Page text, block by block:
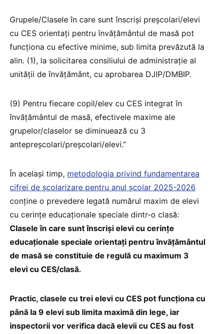
​​Grupele/Clasele în care sunt înscriși preșcolari/elevi
cu CES orientați pentru învățământul de masă pot
funcționa cu efective minime, sub limita prevăzută la
alin. (1), la solicitarea consiliului de administrație al
unității de învățământ, cu aprobarea DJIP/DMBIP.
(9) Pentru fiecare copil/elev cu CES integrat în
învățământul de masă, efectivele maxime ale
grupelor/claselor se diminuează cu 3
antepreșcolari/preșcolari/elevi.”
În același timp, metodologia privind fundamentarea
cifrei de școlarizare pentru anul școlar 2025-2026
conține o prevedere legată numărul maxim de elevi
cu cerințe educaționale speciale dintr-o clasă:
Clasele în care sunt înscriși elevi cu cerințe
educaționale speciale orientați pentru învățământul
de masă se constituie de regulă cu maximum 3
elevi cu CES/clasă.
Practic, clasele cu trei elevi cu CES pot funcționa cu
până la 9 elevi sub limita maximă din lege, iar
inspectorii vor verifica dacă elevii cu CES au fost